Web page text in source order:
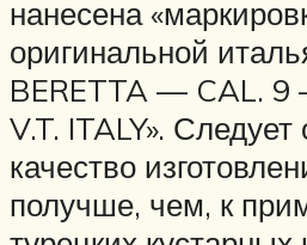
нанесена
оригинальной
BERETTA — CAL. 9
V.T. ITALY». Следует
качество
получше, чем, к